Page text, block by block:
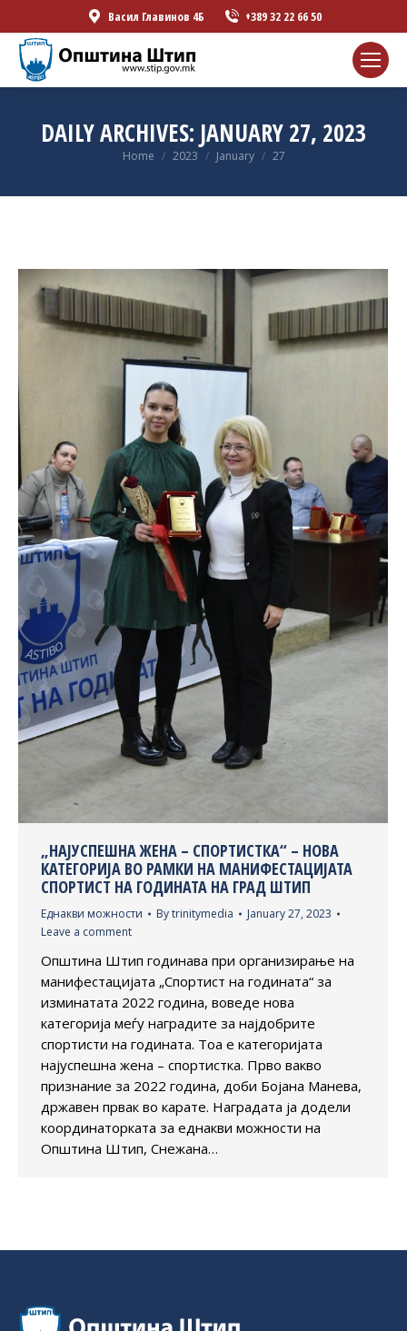
Васил Главинов 4Б +389 32 22 66 50
DAILY ARCHIVES: JANUARY 27, 2023
You are here:
Home 2023 January 27
„НАЈУСПЕШНА ЖЕНА – СПОРТИСТКА“ – НОВА
КАТЕГОРИЈА ВО РАМКИ НА МАНИФЕСТАЦИЈАТА
СПОРТИСТ НА ГОДИНАТА НА ГРАД ШТИП
Еднакви можности Bytrinitymedia
January 27, 2023
Leave a comment
Општина Штип годинава при организирање на
манифестацијата „Спортист на годината“ за
изминатата 2022 година, воведе нова
категорија меѓу наградите за најдобрите
спортисти на годината. Тоа е категоријата
најуспешна жена – спортистка. Прво вакво
признание за 2022 година, доби Бојана Манева,
државен првак во карате. Наградата ја додели
координаторката за еднакви можности на
Општина Штип, Снежана…